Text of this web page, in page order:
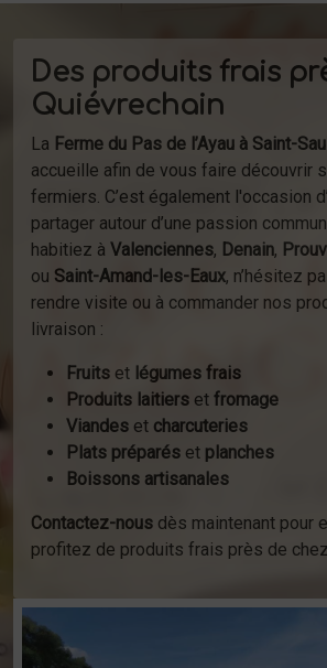
Des produits frais
Quiévrechain
La Ferme du Pas de l’Ayau à Saint-
accueille afin de vous faire découvrir
fermiers. C’est également l'occasion
partager autour d’une passion
habitiez à Valenciennes, Denain,
ou Saint-Amand-les-Eaux, n’hésitez
rendre visite ou à commander nos
livraison :
Fruits et légumes frais
Produits laitiers et fromage
Viandes et charcuteries
Plats préparés et planches
Boissons artisanales
Contactez-nous dès maintenant pour
profitez de produits frais près de